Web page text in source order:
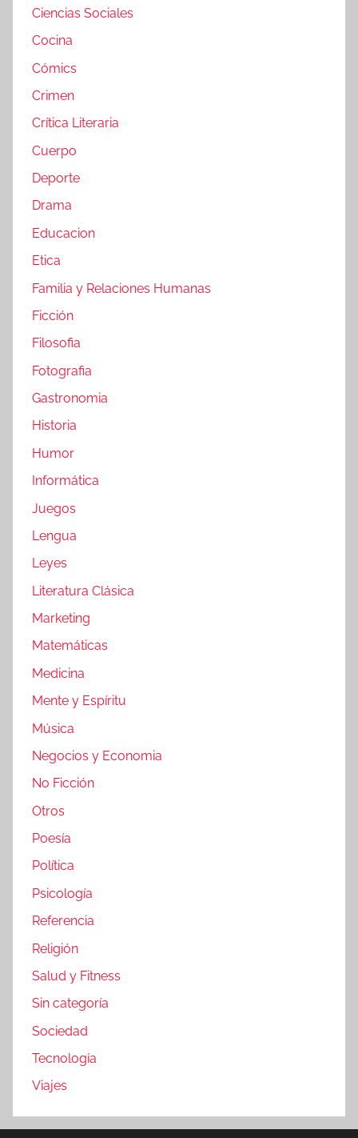
Ciencias Sociales
Cocina
Cómics
Crimen
Crítica Literaria
Cuerpo
Deporte
Drama
Educacion
Etica
Familia y Relaciones Humanas
Ficción
Filosofia
Fotografia
Gastronomia
Historia
Humor
Informática
Juegos
Lengua
Leyes
Literatura Clásica
Marketing
Matemáticas
Medicina
Mente y Espíritu
Música
Negocios y Economia
No Ficción
Otros
Poesía
Política
Psicología
Referencia
Religión
Salud y Fitness
Sin categoría
Sociedad
Tecnología
Viajes